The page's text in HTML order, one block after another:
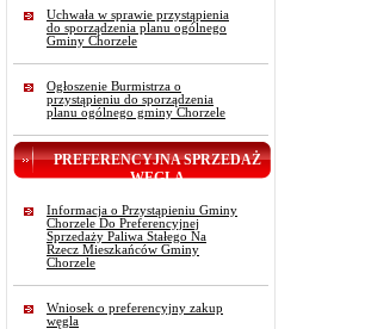
Uchwała w sprawie przystąpienia
do sporządzenia planu ogólnego
Gminy Chorzele
Ogłoszenie Burmistrza o
przystąpieniu do sporządzenia
planu ogólnego gminy Chorzele
PREFERENCYJNA SPRZEDAŻ
WĘGLA
Informacja o Przystąpieniu Gminy
Chorzele Do Preferencyjnej
Sprzedaży Paliwa Stałego Na
Rzecz Mieszkańców Gminy
Chorzele
Wniosek o preferencyjny zakup
węgla